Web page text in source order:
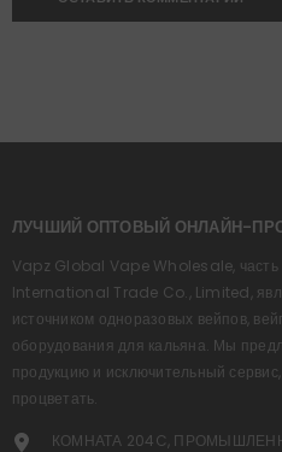
ЛУЧШИЙ ОПТОВЫЙ ОНЛАЙН-
Vapz Global Vape Wholesale,
International Trade Co., Limited,
источником одноразовых вейпов,
оборудования для кальяна. Мы
продукцию и исключительный
процветать.
КОМНАТА 204C,